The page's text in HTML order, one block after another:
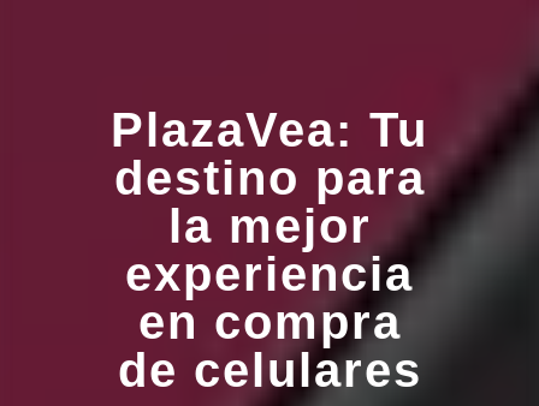
PlazaVea: Tu
destino para
la mejor
experiencia
en compra
de celulares